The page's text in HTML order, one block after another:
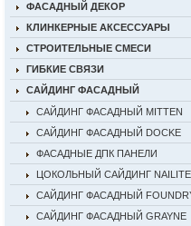
ФАСАДНЫЙ ДЕКОР
КЛИНКЕРНЫЕ АКСЕССУАРЫ
СТРОИТЕЛЬНЫЕ СМЕСИ
ГИБКИЕ СВЯЗИ
САЙДИНГ ФАСАДНЫЙ
САЙДИНГ ФАСАДНЫЙ MITTEN
САЙДИНГ ФАСАДНЫЙ DOCKE
ФАСАДНЫЕ ДПК ПАНЕЛИ
ЦОКОЛЬНЫЙ САЙДИНГ NAILITE
САЙДИНГ ФАСАДНЫЙ
САЙДИНГ ФАСАДНЫЙ GRAYNE